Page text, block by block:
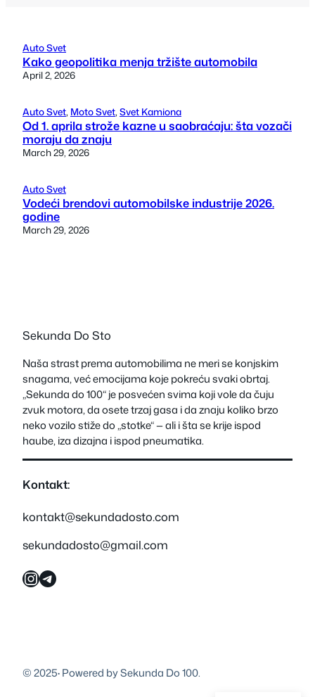
Auto Svet
Kako geopolitika menja tržište automobila
April 2, 2026
Auto Svet, Moto Svet, Svet Kamiona
Od 1. aprila strože kazne u saobraćaju: šta vozači
moraju da znaju
March 29, 2026
Auto Svet
Vodeći brendovi automobilske industrije 2026.
godine
March 29, 2026
Sekunda Do Sto
Naša strast prema automobilima ne meri se konjskim
snagama, već emocijama koje pokreću svaki obrtaj.
„Sekunda do 100“ je posvećen svima koji vole da čuju
zvuk motora, da osete trzaj gasa i da znaju koliko brzo
neko vozilo stiže do „stotke“ — ali i šta se krije ispod
haube, iza dizajna i ispod pneumatika.
Kontakt:
kontakt@sekundadosto.com
sekundadosto@gmail.com
InstagramTelegram
© 2025·Powered by Sekunda Do 100.